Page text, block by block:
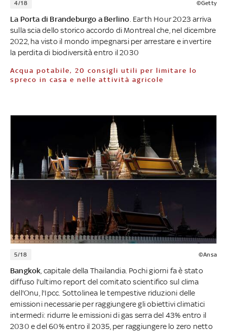
4/18 ©Getty
La Porta di Brandeburgo a Berlino . Earth Hour 2023 arriva
sulla scia dello storico accordo di Montreal che, nel dicembre
2022, ha visto il mondo impegnarsi per arrestare e invertire
la perdita di biodiversità entro il 2030
Acqua potabile, 20 consigli utili per limitare lo
spreco in casa e nelle attività agricole
5/18 ©Ansa
Bangkok , capitale della Thailandia. Pochi giorni fa è stato
diffuso l'ultimo report del comitato scientifico sul clima
dell'Onu, l'Ipcc. Sottolinea le tempestive riduzioni delle
emissioni necessarie per raggiungere gli obiettivi climatici
intermedi: ridurre le emissioni di gas serra del 43% entro il
2030 e del 60% entro il 2035, per raggiungere lo zero netto